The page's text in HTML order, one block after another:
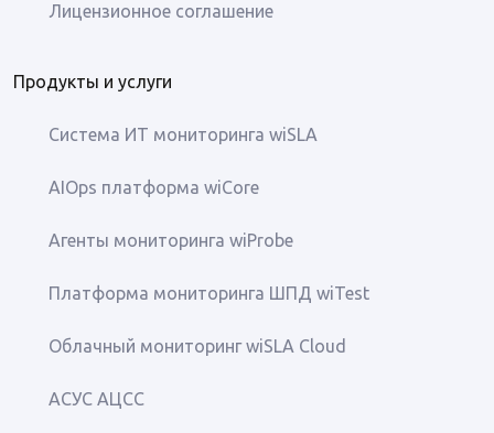
Лицензионное соглашение
Продукты и услуги
Система ИТ мониторинга wiSLA
AIOps платформа wiCore
Агенты мониторинга wiProbe
Платформа мониторинга ШПД wiTest
Облачный мониторинг wiSLA Cloud
АСУС АЦСС